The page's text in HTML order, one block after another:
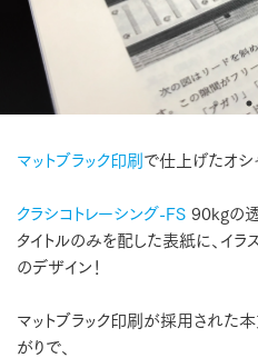
マットブラック印刷 で仕上げたオシ
クラシコトレーシング-FS 90kgの透
タイトルのみを配した表紙に、イ
のデザイン！
マットブラック印刷が採用された
がりで、